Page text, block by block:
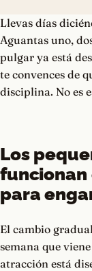
Llevas días
Aguantas uno,
pulgar ya está
te convences de
disciplina. No es
Los
funcionan
para
El cambio
semana que
atracción está